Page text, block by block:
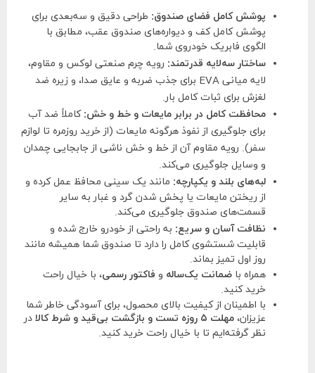
پوشش کامل فضای صندوق: طراحی دقیق و سه‌بعدی برای
پوشش کامل کف و دیواره‌های صندوق عقب، مطابق با
الگوی فابریک خودروی شما.
ساختار سه‌لایه قدرتمند: رویه چرم صنعتی لوکس و مقاوم،
لایه میانی EVA برای جذب ضربه و عایق صدا، و زیره ضد
لغزش برای ثبات کامل بار.
محافظت کامل در برابر مایعات و خط و خش: کاملاً ضد آب
برای جلوگیری از نفوذ هرگونه مایعات (از خرید روزمره تا لوازم
سفر). رویه مقاوم آن از خط و خش ناشی از جابجایی چمدان
و وسایل جلوگیری می‌کند.
لبه‌های بلند و یکپارچه: مانند یک سینی محافظ عمل کرده و
از ریختن مایعات یا پخش شدن گرد و غبار به سایر
قسمت‌های صندوق جلوگیری می‌کند.
نظافت آسان و سریع: به راحتی از خودرو خارج شده و
قابلیت شستشوی کامل را دارد تا صندوق شما همیشه مانند
روز اول تمیز بماند.
همراه با ضمانت یک‌ساله و فاکتور رسمی، با خیال راحت
خرید کنید.
با اطمینان از کیفیت بالای محصول، برای آسودگی خاطر شما
عزیزان، مهلت ۵ روزه تست و بازگشت بی‌قید و شرط کالا
در
نظر گرفته‌ایم تا با خیال راحت خرید کنید.